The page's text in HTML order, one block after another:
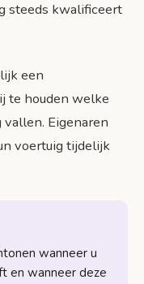
steeds kwalificeert
een
te houden welke
vallen. Eigenaren
voertuig tijdelijk
wanneer u
en wanneer deze